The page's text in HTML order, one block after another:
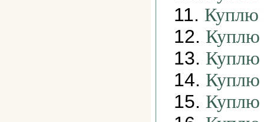
11. Куплю
12. Куплю
13. Куплю
14. Куплю
15. Куплю